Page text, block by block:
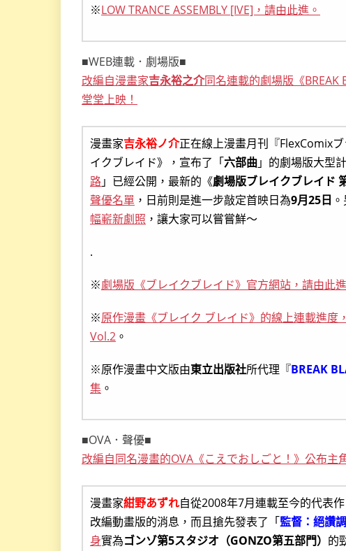
※LOW TRANCE ASSEMBLY [IVE]，請由此進。
■WEB連載．劇場版■
改編自漫畫家吉永裕之介同名連載的劇場版《BREAK
堂堂上映！
漫畫家吉永裕ノ介正在線上漫畫月刊『FlexComix
イクブレイド》，宣布了「六部曲」的劇場版大型
路」已經公開，最新的《劇場版ブレイクブレイド
聲優名單 ，日前則是進一步敲定首映日為9月25日
幅嶄新劇照 ，讓大家可以嘗嘗鮮～
.
※劇場版《ブレイクブレイド》官方網站，請由此
※原作漫畫《ブレイク ブレイド》的線上連載進
Vol.2 。
※原作漫畫中文版由東立出版社所代理『BREAK
集 。
■OVA．聲優■
改編自同名漫畫的OVA《こえでおしごと！》公布主
漫畫家紺野あずれ自從2008年7月連載至今的代表
改編動畫版的消息，而且搶先發表了「監督：絕讚
身實為ゴンゾ第5スタジオ（GONZO第五部門） 的